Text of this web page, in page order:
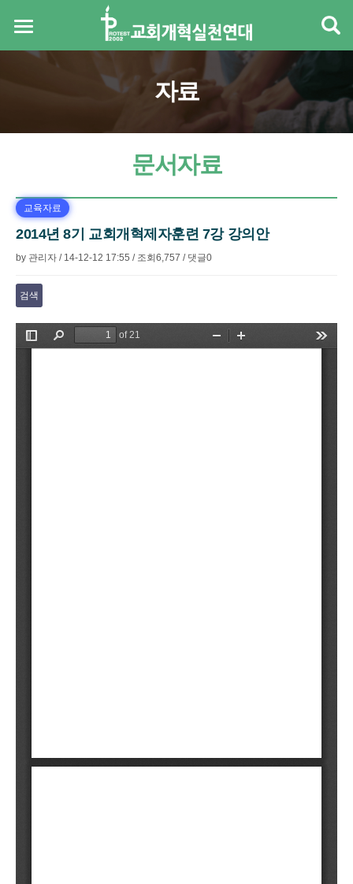
자료
문서자료
교육자료
2014년 8기 교회개혁제자훈련 7강 강의안
by 관리자 / 14-12-12 17:55 / 조회 6,757 / 댓글0
검색
본문